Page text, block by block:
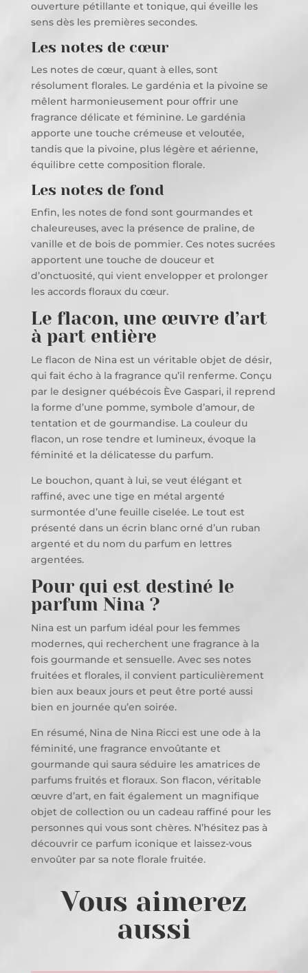
ouverture pétillante et tonique, qui éveille les
sens dès les premières secondes.
Les notes de cœur
Les notes de cœur, quant à elles, sont
résolument florales. Le gardénia et la pivoine se
mêlent harmonieusement pour offrir une
fragrance délicate et féminine. Le gardénia
apporte une touche crémeuse et veloutée,
tandis que la pivoine, plus légère et aérienne,
équilibre cette composition florale.
Les notes de fond
Enfin, les notes de fond sont gourmandes et
chaleureuses, avec la présence de praline, de
vanille et de bois de pommier. Ces notes sucrées
apportent une touche de douceur et
d’onctuosité, qui vient envelopper et prolonger
les accords floraux du cœur.
Le flacon, une œuvre d’art
à part entière
Le flacon de Nina est un véritable objet de désir,
qui fait écho à la fragrance qu’il renferme. Conçu
par le designer québécois Ève Gaspari, il reprend
la forme d’une pomme, symbole d’amour, de
tentation et de gourmandise. La couleur du
flacon, un rose tendre et lumineux, évoque la
féminité et la délicatesse du parfum.
Le bouchon, quant à lui, se veut élégant et
raffiné, avec une tige en métal argenté
surmontée d’une feuille ciselée. Le tout est
présenté dans un écrin blanc orné d’un ruban
argenté et du nom du parfum en lettres
argentées.
Pour qui est destiné le
parfum Nina ?
Nina est un parfum idéal pour les femmes
modernes, qui recherchent une fragrance à la
fois gourmande et sensuelle. Avec ses notes
fruitées et florales, il convient particulièrement
bien aux beaux jours et peut être porté aussi
bien en journée qu’en soirée.
En résumé, Nina de Nina Ricci est une ode à la
féminité, une fragrance envoûtante et
gourmande qui saura séduire les amatrices de
parfums fruités et floraux. Son flacon, véritable
œuvre d’art, en fait également un magnifique
objet de collection ou un cadeau raffiné pour les
personnes qui vous sont chères. N’hésitez pas à
découvrir ce parfum iconique et laissez-vous
envoûter par sa note florale fruitée.
Vous aimerez
aussi